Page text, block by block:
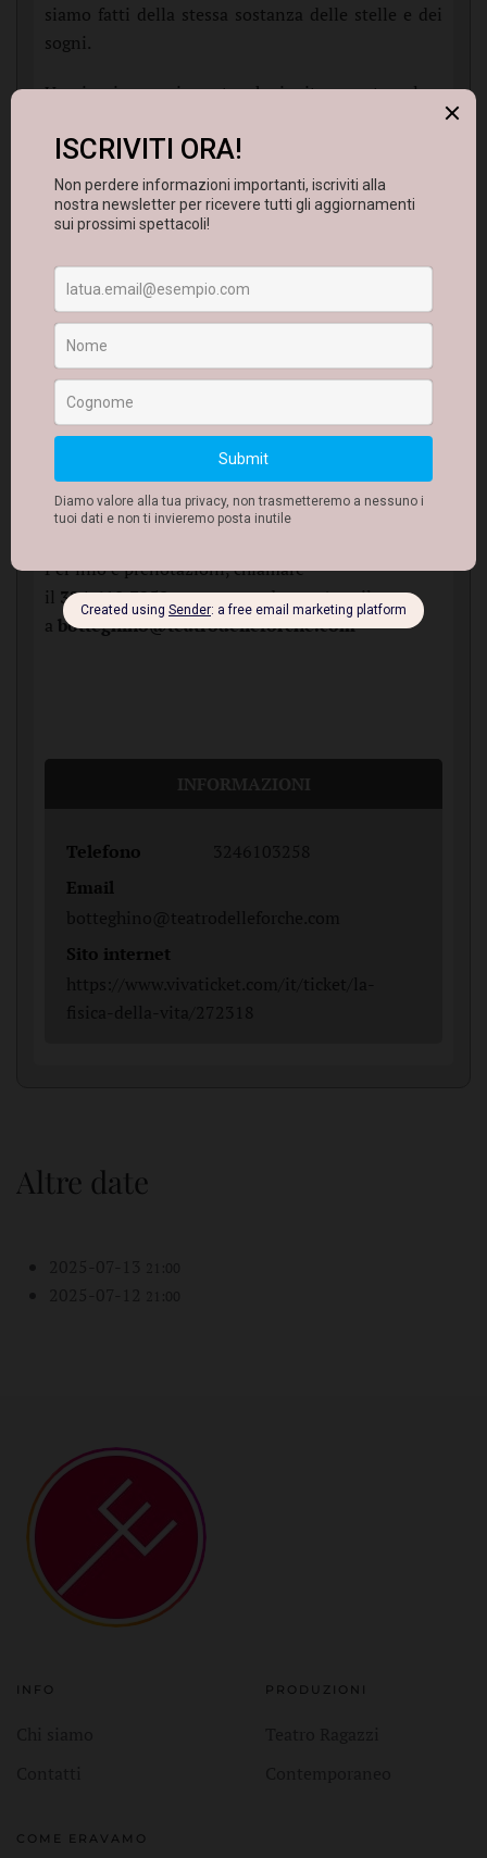
siamo fatti della stessa sostanza delle stelle e dei
sogni.
Un viaggio emozionante, che invita a contemplare
prisma della scienza e della poesia.
Piccolo Anfiteatro Carlo FormigonidiOstuni
(BR), inC.da Intendente, 1
luglio 2025.
Porta 20:30, sipario 21:00
Biglietto 5€
Biglietti in vendita al botteghino del Piccolo
Anfiteatro Carlo Formigoni il giorno dello
spettacolo dalle ore 20:00, nei punti vendita
Vivaticket eonline sul sito .
Per info e prenotazioni, chiamare
il 324.610.3258oppure mandare un'email
a botteghino@teatrodelleforche.com
INFORMAZIONI
Telefono
Email
Sito internet
Altre date
INFO PRODUZIONI
COME ERAVAMO